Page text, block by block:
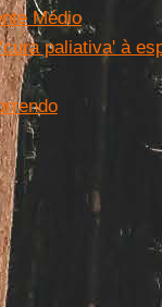
Médio
paliativa' à